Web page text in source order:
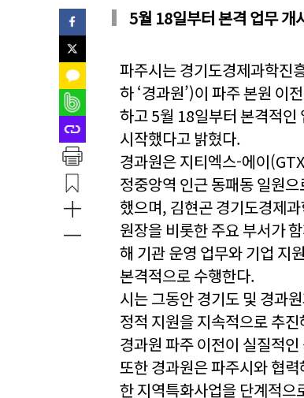
5월 18일부터 본격 업무 개
파주시는 경기도경제과학진
하 ‘경과원’)이 파주 본원 이
하고 5월 18일부터 본격적인
시작했다고 밝혔다.
경과원은 지티엑스-에이
정중앙역 인근 동패동 일원으
했으며, 김현곤 경기도경제
원장을 비롯한 주요 부서가
해 기관 운영 업무와 기업 지
본격적으로 수행한다.
시는 그동안 경기도 및 경과
정적 지원을 지속적으로 추
경과원 파주 이전이 실질적
또한 경과원은 파주시와 협
한 지역특화사업을 단계적으